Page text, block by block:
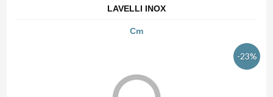
LAVELLI INOX
Cm
-23%